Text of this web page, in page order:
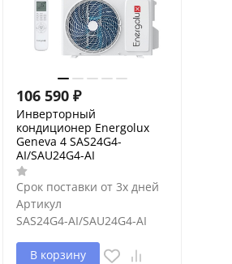
106 590 ₽
Инверторный
кондиционер Energolux
Geneva 4 SAS24G4-
AI/SAU24G4-AI
Срок поставки от 3х дней
Артикул
SAS24G4-AI/SAU24G4-AI
В корзину